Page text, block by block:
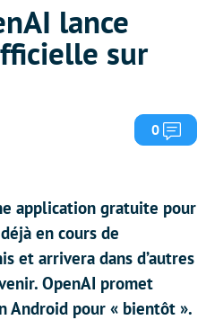
lance
sur
0
application gratuite pour
en cours de
et arrivera dans d’autres
OpenAI promet
Android pour « bientôt ».